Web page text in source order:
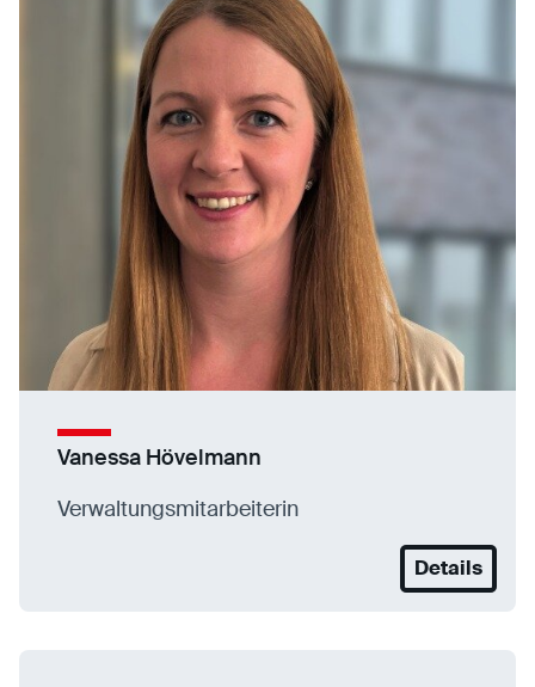
Vanessa Hövelmann
Verwaltungsmitarbeiterin
Details